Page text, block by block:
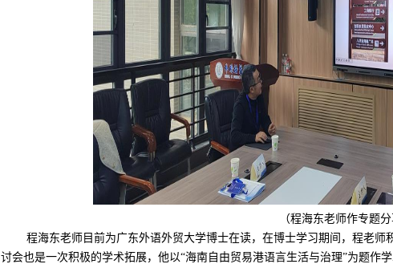
（程海东老师作专题
程海东老师目前为广东外语外贸大学博士在读，在博士学习期间，程老
讨会也是一次积极的学术拓展， 他以“海南自由贸易港语言生活与治理”为题作